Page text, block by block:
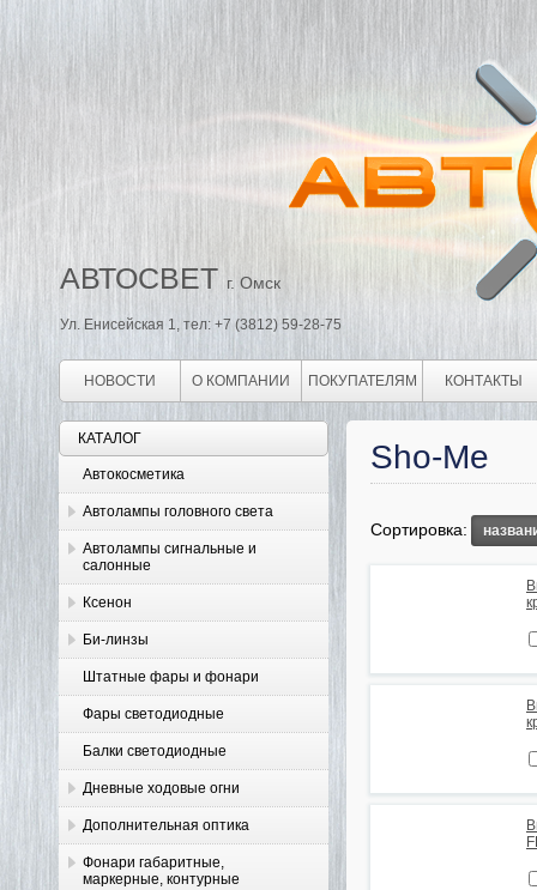
АВТОСВЕТ г. Омск
Ул. Енисейская 1, тел: +7 (3812) 59-28-75
НОВОСТИ О КОМПАНИИ ПОКУПАТЕЛЯМ КОНТАКТЫ
КАТАЛОГ
Автокосметика
Автолампы головного света
Автолампы сигнальные и
салонные
Ксенон
Би-линзы
Штатные фары и фонари
Фары светодиодные
Балки светодиодные
Дневные ходовые огни
Дополнительная оптика
Фонари габаритные,
маркерные, контурные
Sho-Me
Сортировка: